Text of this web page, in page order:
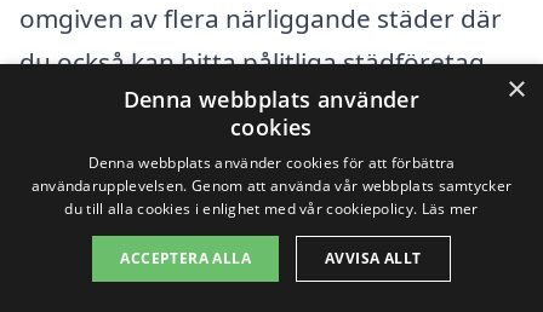
omgiven av flera närliggande städer där
du också kan hitta pålitliga städföretag
som erbjuder sina tjänster. Genom att
använda vår plattform kan du enkelt
jämföra olika alternativ och få
konkurrenskraftiga erbjudanden från
flera företag. Oavsett om du behöver
×
Denna webbplats använder
cookies
Denna webbplats använder cookies för att förbättra
användarupplevelsen. Genom att använda vår webbplats samtycker
du till alla cookies i enlighet med vår cookiepolicy. Läs mer
ACCEPTERA ALLA AVVISA ALLT